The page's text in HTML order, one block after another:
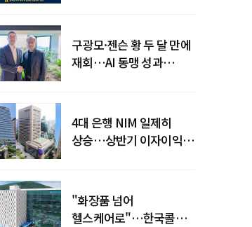
구광모·젠슨 황 두 달 만에
재회…AI 동맹 성과
4대 은행 NIM 일제히
상승…상반기 이자이익
"화장품 넘어
헬스케어로"…한국콜마,